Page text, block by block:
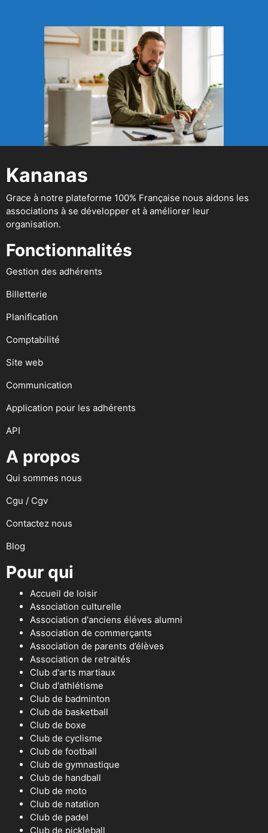
Kananas
Grace à notre plateforme 100% Française nous aidons les
associations à se développer et à améliorer leur
organisation.
Fonctionnalités
Gestion des adhérents
Billetterie
Planification
Comptabilité
Site web
Communication
Application pour les adhérents
API
A propos
Qui sommes nous
Cgu / Cgv
Contactez nous
Blog
Pour qui
Accueil de loisir
Association culturelle
Association d'anciens éléves alumni
Association de commerçants
Association de parents d’élèves
Association de retraités
Club d'arts martiaux
Club d'athlétisme
Club de badminton
Club de basketball
Club de boxe
Club de cyclisme
Club de football
Club de gymnastique
Club de handball
Club de moto
Club de natation
Club de padel
Club de pickleball